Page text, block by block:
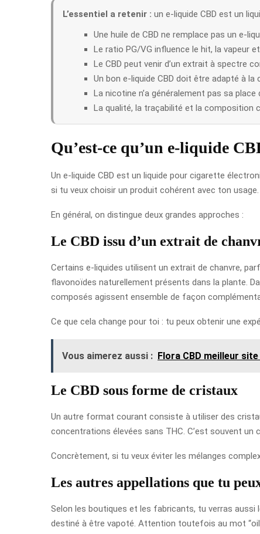
L’essentiel a retenir : un e-liquide CBD est un
Une huile de CBD ne remplace pas un e-
Le ratio PG/VG influence le hit, la vapeur
Le CBD peut venir d’un extrait à spectre
Un bon e-liquide CBD doit être adapté à la
La nicotine n’a généralement pas sa place
La qualité, la traçabilité et la composition
Qu’est-ce qu’un e-liquide
Un e-liquide CBD est un liquide pour cigarette
si tu veux choisir un produit cohérent avec ton usage.
En général, on distingue deux grandes approches :
Le CBD issu d’un extrait de
Certains e-liquides utilisent un extrait de chanvre,
flavonoïdes naturellement présents dans la plante.
composés agissent ensemble de façon
Ce que cela change pour toi : tu peux obtenir une
Vous aimerez aussi : Flora CBD meilleur site
Le CBD sous forme de cristaux
Un autre format courant consiste à utiliser des
concentrations élevées sans THC. C’est souvent un
Concrètement, si tu veux éviter les mélanges
Les autres appellations que tu
Selon les boutiques et les fabricants, tu verras aussi
destiné à être vapoté. Attention toutefois au mot